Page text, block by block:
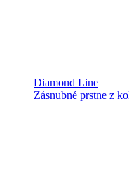
Diamond Line
Zásnubné prstne z